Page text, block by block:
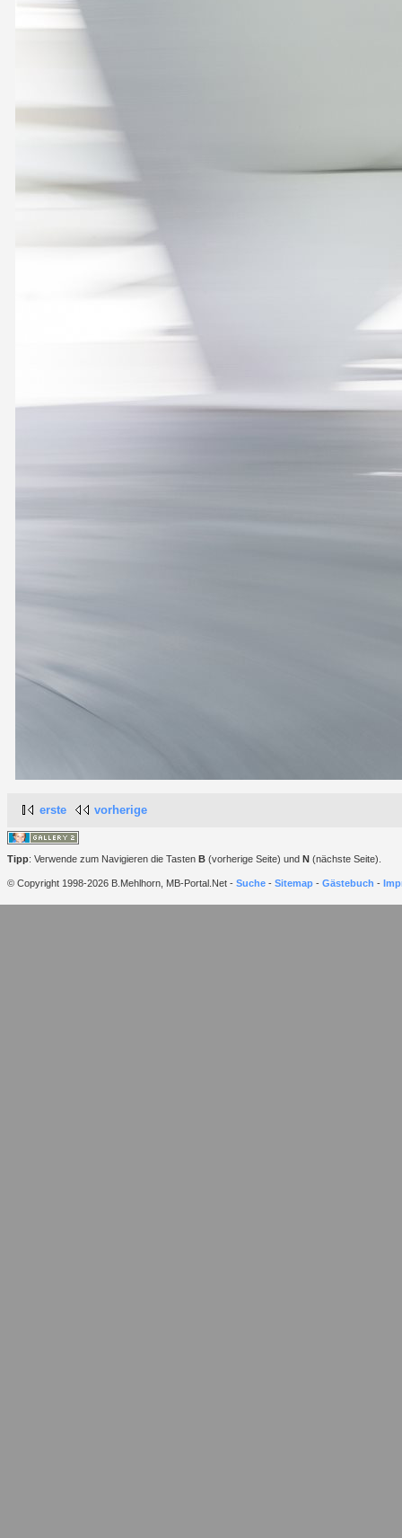
erste vorherige
Tipp: Verwende zum Navigieren die Tasten B (vorherige Seite) und N (nächste Seite).
© Copyright 1998-2026 B.Mehlhorn, MB-Portal.Net - Suche - Sitemap - Gästebuch -